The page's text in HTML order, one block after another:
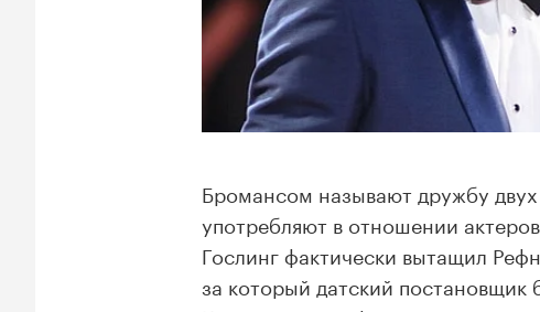
Бромансом называют дружбу
употребляют в отношении
Гослинг фактически вытащил
за который датский